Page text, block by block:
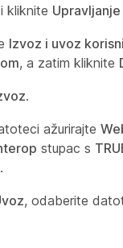
i kliknite
Izvoz i uvoz
, a zatim kliknite
.
ažurirajte
stupac s
, odaberite